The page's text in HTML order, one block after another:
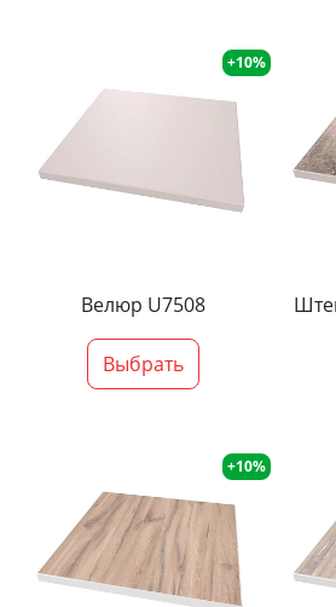
+10%
Велюр U7508
Выбрать
+10%